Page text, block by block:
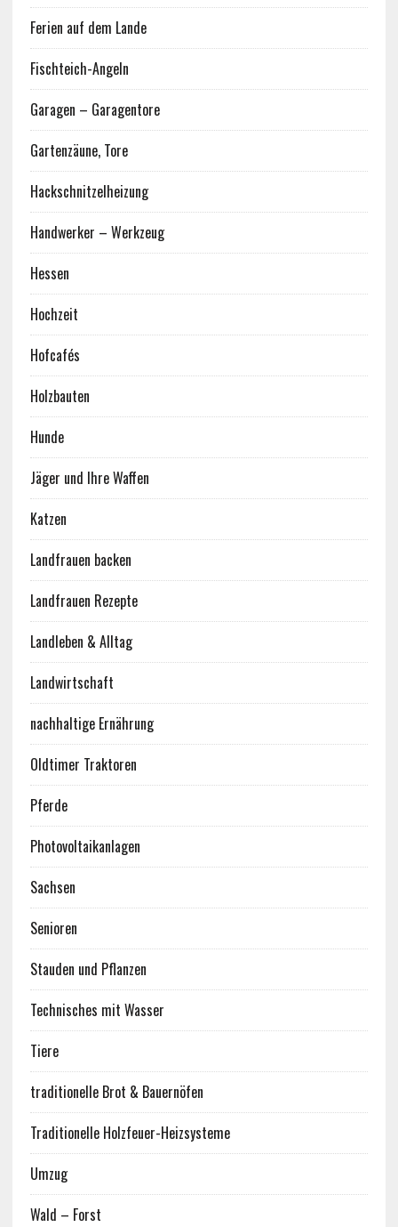
Ferien auf dem Lande
Fischteich-Angeln
Garagen – Garagentore
Gartenzäune, Tore
Hackschnitzelheizung
Handwerker – Werkzeug
Hessen
Hochzeit
Hofcafés
Holzbauten
Hunde
Jäger und Ihre Waffen
Katzen
Landfrauen backen
Landfrauen Rezepte
Landleben & Alltag
Landwirtschaft
nachhaltige Ernährung
Oldtimer Traktoren
Pferde
Photovoltaikanlagen
Sachsen
Senioren
Stauden und Pflanzen
Technisches mit Wasser
Tiere
traditionelle Brot & Bauernöfen
Traditionelle Holzfeuer-Heizsysteme
Umzug
Wald – Forst